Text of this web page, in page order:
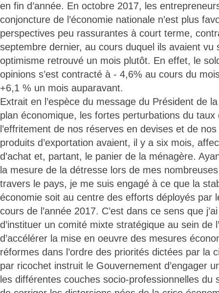
en fin d’année. En octobre 2017, les
conjoncture de l’économie nationale n’est plus
perspectives peu rassurantes à court terme,
septembre dernier, au cours duquel ils avaient vu
optimisme retrouvé un mois plutôt. En effet, le
opinions s’est contracté à - 4,6% au cours du
+6,1 % un mois auparavant.
Extrait en l’espèce du message du Président de
plan économique, les fortes perturbations du
l’effritement de nos réserves en devises et de
produits d’exportation avaient, il y a six mois,
d’achat et, partant, le panier de la ménagère.
la mesure de la détresse lors de mes
travers le pays, je me suis engagé à ce que la
économie soit au centre des efforts déployés par
cours de l’année 2017. C’est dans ce sens que
d’instituer un comité mixte stratégique au sein de
d’accélérer la mise en oeuvre des mesures
réformes dans l’ordre des priorités dictées par la
par ricochet instruit le Gouvernement d’engager
les différentes couches socio-professionnelles du